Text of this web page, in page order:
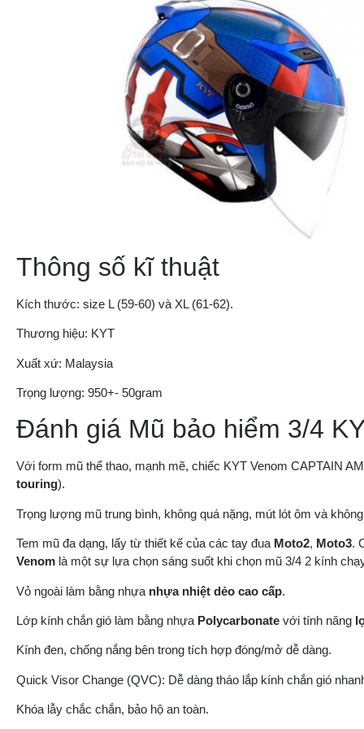
Thông số kĩ thuật
Kích thước: size L (59-60) và XL (61-62).
Thương hiệu: KYT
Xuất xứ: Malaysia
Trọng lượng: 950+- 50gram
Đánh giá Mũ bảo hiểm 3/4
Với form mũ thể thao, mạnh mẽ, chiếc KYT Venom CAPTAIN
touring).
Trọng lượng mũ trung bình, không quá nặng, mút lót ôm và
Tem mũ đa dạng, lấy từ thiết kế của các tay đua Moto2, Moto3.
Venom là một sự lựa chọn sáng suốt khi chọn mũ 3/4 2 kính
Vỏ ngoài làm bằng nhựa nhựa nhiệt dẻo cao cấp.
Lớp kính chắn gió làm bằng nhựa Polycarbonate với tính năng
Kính đen, chống nắng bên trong tích hợp đóng/mở dễ dàng.
Quick Visor Change (QVC): Dễ dàng tháo lắp kính chắn gió
Khóa lẫy chắc chắn, bảo hộ an toàn.